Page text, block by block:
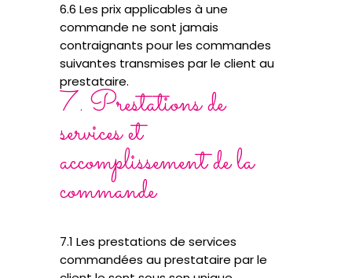
6.6 Les prix applicables à une
commande ne sont jamais
contraignants pour les commandes
suivantes transmises par le client au
prestataire.
7. Prestations de
services et
accomplissement de la
commande
7.1 Les prestations de services
commandées au prestataire par le